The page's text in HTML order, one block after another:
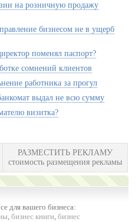
на розничную продажу
бизнесом не в ущерб
поменял паспорт?
сомнений клиентов
работника за прогул
выдал не всю сумму
визитка?
РАЗМЕСТИТЬ РЕКЛАМУ
стоимость размещения рекламы
для вашего бизнеса:
,бизнес книги,бизнес